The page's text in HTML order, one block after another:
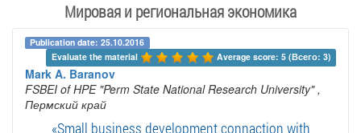
Мировая и региональная экономика
Publication date: 25.10.2016
Evaluate the material
Average score: 5 (Всего: 3)
Mark A. Baranov
FSBEI of HPE "Perm State National Research University" ,
Пермский край
«Small business development connaction with